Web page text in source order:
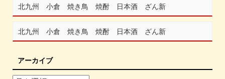
北九州 小倉 焼き鳥 焼酎 日本酒 ざん新
北九州 小倉 焼き鳥 焼酎 日本酒 ざん新
アーカイブ